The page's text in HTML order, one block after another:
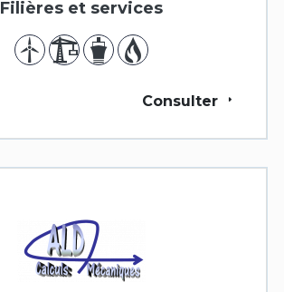
Filières et services
Consulter